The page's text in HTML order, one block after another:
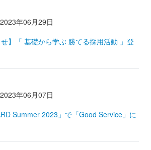
2023年06月29日
せ】「 基礎から学ぶ 勝てる採用活動 」登
2023年06月07日
Summer 2023」で「Good Service」に